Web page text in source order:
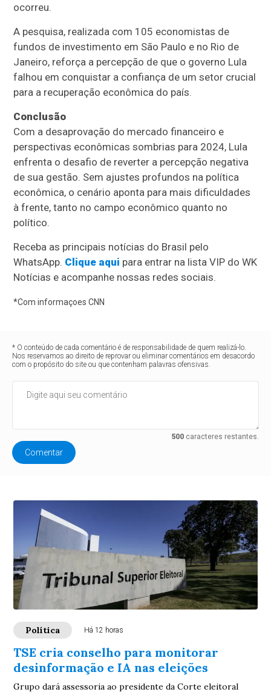
ocorreu.
A pesquisa, realizada com 105 economistas de
fundos de investimento em São Paulo e no Rio de
Janeiro, reforça a percepção de que o governo Lula
falhou em conquistar a confiança de um setor crucial
para a recuperação econômica do país.
Conclusão
Com a desaprovação do mercado financeiro e
perspectivas econômicas sombrias para 2024, Lula
enfrenta o desafio de reverter a percepção negativa
de sua gestão. Sem ajustes profundos na política
econômica, o cenário aponta para mais dificuldades
à frente, tanto no campo econômico quanto no
político.
Receba as principais notícias do Brasil pelo
WhatsApp. Clique aqui para entrar na lista VIP do WK
Notícias e acompanhe nossas redes sociais.
*Com informaçoes CNN
* O conteúdo de cada comentário é de responsabilidade de quem realizá-lo.
Nos reservamos ao direito de reprovar ou eliminar comentários em desacordo
com o propósito do site ou que contenham palavras ofensivas.
500caracteres restantes.
Comentar
Política Há 12 horas
TSE cria conselho para monitorar
desinformação e IA nas eleições
Grupo dará assessoria ao presidente da Corte eleitoral